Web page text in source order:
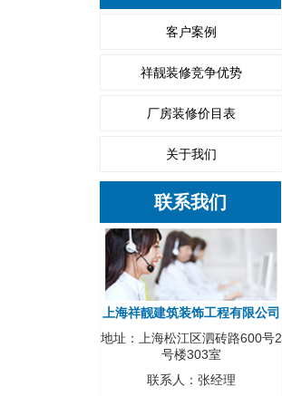
客户案例
祥靓装修竞争优势
厂房装修价目表
关于我们
联系我们
上海祥靓建筑装饰工程有限公司
地址：上海松江区泗砖路600号2
号楼303室
联系人：张经理